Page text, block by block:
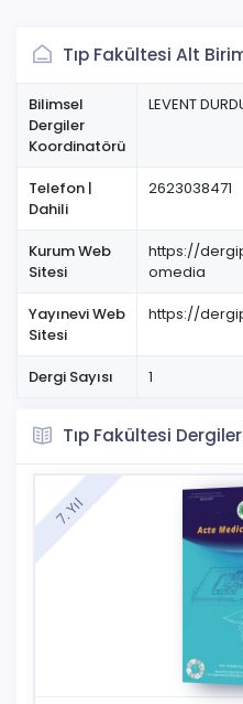
Tıp Fakültesi Alt
Bilimsel
Dergiler
Koordinatörü
LEVENT
Telefon |
Dahili
2623038471
Kurum Web
Sitesi
https://
omedia
Yayınevi Web
Sitesi
https://
Dergi Sayısı 1
Tıp Fakültesi
7. Yıl